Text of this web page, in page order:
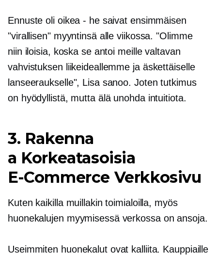
Ennuste oli oikea - he saivat ensimmäisen
"virallisen" myyntinsä alle viikossa. "Olimme
niin iloisia, koska se antoi meille valtavan
vahvistuksen liikeideallemme ja äskettäiselle
lanseeraukselle", Lisa sanoo. Joten tutkimus
on hyödyllistä, mutta älä unohda intuitiota.
3. Rakenna
a Korkeatasoisia
E-Commerce Verkkosivu
Kuten kaikilla muillakin toimialoilla, myös
huonekalujen myymisessä verkossa on ansoja.
Useimmiten huonekalut ovat kalliita. Kauppiaille